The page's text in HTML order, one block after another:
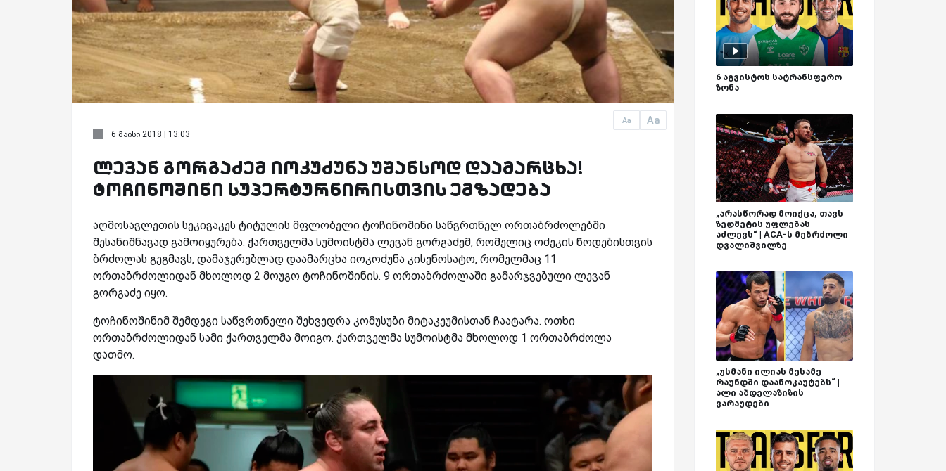
Aa Aa
6 მაისი 2018 | 13:03
ლევან გორგაძემ იოკუძუნა უშანსოდ დაამარცხა!
ტოჩინოშინი სუპერტურნირისთვის ემზადება
აღმოსავლეთის სეკივაკეს ტიტულის მფლობელი ტოჩინოშინი საწვრთნელ ორთაბრძოლებში
შესანიშნავად გამოიყურება. ქართველმა სუმოისტმა ლევან გორგაძემ, რომელიც ოძეკის წოდებისთვის
ბრძოლას გეგმავს, დამაჯერებლად დაამარცხა იოკოძუნა კისენოსატო, რომელმაც 11
ორთაბრძოლიდან მხოლოდ 2 მოუგო ტოჩინოშინის. 9 ორთაბრძოლაში გამარჯვებული ლევან
გორგაძე იყო.
ტოჩინოშინიმ შემდეგი საწვრთნელი შეხვედრა კომუსუბი მიტაკეუმისთან ჩაატარა. ოთხი
ორთაბრძოლიდან სამი ქართველმა მოიგო. ქართველმა სუმოისტმა მხოლოდ 1 ორთაბრძოლა
დათმო.
6 აგვისტოს სატრანსფერო
ზონა
„არასწორად მოიქცა, თავს
ზედმეტის უფლებას
აძლევს“ | ACA-ს მებრძოლი
დვალიშვილზე
„უსმანი ილიას მესამე
რაუნდში დაანოკაუტებს“ |
ალი აბდელაზიზის
ვარაუდები